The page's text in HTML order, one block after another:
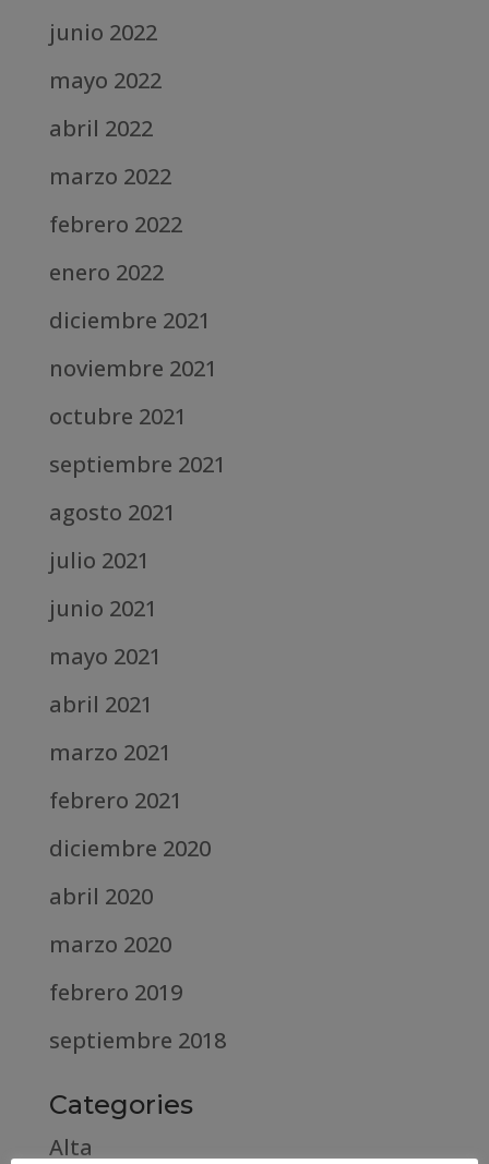
junio 2022
mayo 2022
abril 2022
marzo 2022
febrero 2022
enero 2022
diciembre 2021
noviembre 2021
octubre 2021
septiembre 2021
agosto 2021
julio 2021
junio 2021
mayo 2021
abril 2021
marzo 2021
febrero 2021
diciembre 2020
abril 2020
marzo 2020
febrero 2019
septiembre 2018
Categories
Alta